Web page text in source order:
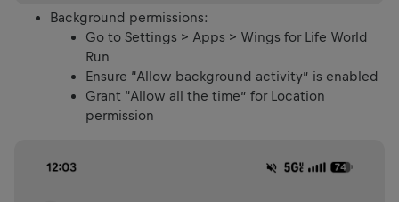
Background permissions:
Go to Settings > Apps > Wings for Life World
Run
Ensure “Allow background activity” is enabled
Grant “Allow all the time” for Location
permission